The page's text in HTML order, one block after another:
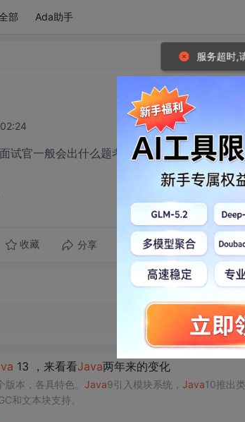
部 Ada助手
试官一般会出什么题考面试者？？
收藏 分享 转发到动态 举报
13 ，来看看Java两年来的变化
版本，各具特色。 Java9引入模块系统， Java10推出
和文本块支持。
服务超时,